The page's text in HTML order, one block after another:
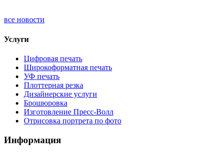
все новости
Услуги
Цифровая печать
Широкоформатная печать
УФ печать
Плоттерная резка
Дизайнерские услуги
Брошюровка
Изготовление Пресс-Волл
Отрисовка портрета по фото
Информация